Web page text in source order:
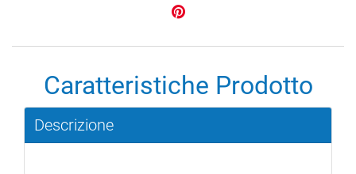
Caratteristiche Prodotto
Descrizione